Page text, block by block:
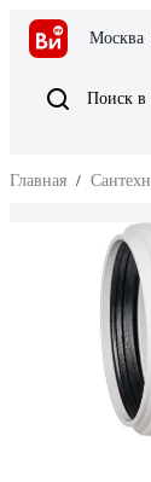
Москва
Поиск в
Главная /